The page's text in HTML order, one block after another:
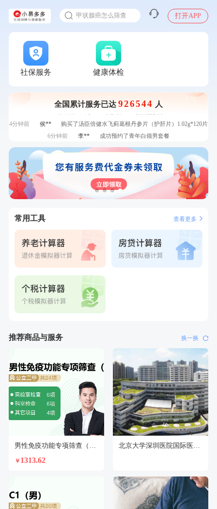
甲状腺癌怎么筛查
打开APP
社保服务 健康体检
全国累计服务已达 926544 人
刚刚
李**
成功预约了白领女士体检套餐
刚刚
李**
成功预约了白领女士体检套餐
成功预约了女性健康套餐二档
1分钟前
购买了小熊电烤箱 DKX-F10M6
1分钟前
购买了五常稻花香2号大米
成功预约了男性婚前体检基础套餐
4分钟前
周**
购买了BP3颈椎热敷枕
4分钟前
侯**
购买了汤臣倍健水飞蓟葛根丹参片（护肝片）1.02g*120片
6分钟前
李**
成功预约了青年白领男套餐
侯**
购买了汤臣倍健水飞蓟葛根丹参片（护肝片）1.02g*120片
7分钟前
熊**
购买了时尚羽毛球套装ES-YM601
刚刚
成功预约了白领女士体检套餐
李** 成功预约了白领女士体检套餐
常用工具 查看更多
推荐商品与服务 换一换
￥ 1313.62
北京大学深圳医院国际医疗部特诊门诊体检中心